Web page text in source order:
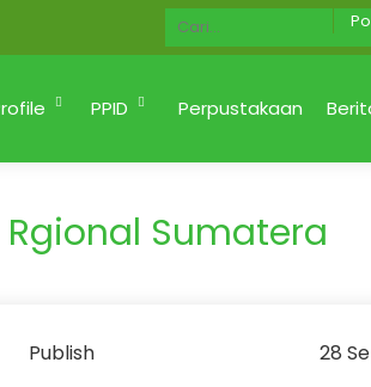
Ahlan Wa Sahlan di
PPID Perpustakaan
Sumatera
Publish
28